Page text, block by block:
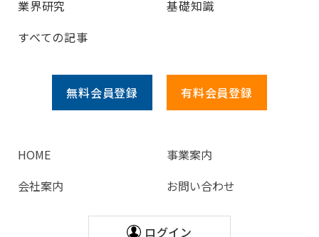
業界研究
基礎知識
すべての記事
無料会員登録 有料会員登録
HOME
事業案内
会社案内
お問い合わせ
ログイン